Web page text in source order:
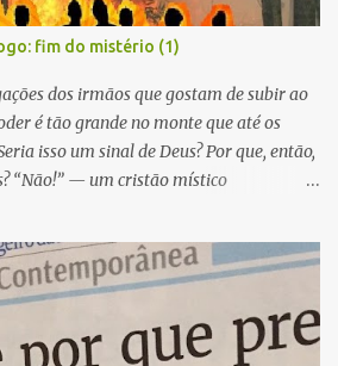
grotesca. O assunto é polêmico e,
de maneira franca, objetiva e à luz da
para se defender o “cair no Espírito” são
“Em Gênesis 2.21, Deus fez Adão
fim do mistério (1)
dos irmãos que gostam de subir ao
é tão grande no monte que até os
isso um sinal de Deus? Por que, então,
“Não!” — um cristão místico
Bem, é claro que para o Todo-poderoso
pegarem fogo ou brilharem no
um monte que fumegava (Êx 19). E o
transfigurou-se diante de seus
cheguei à conclusão de que essa